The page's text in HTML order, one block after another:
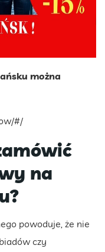
można
#/
na
powoduje, że nie
czy